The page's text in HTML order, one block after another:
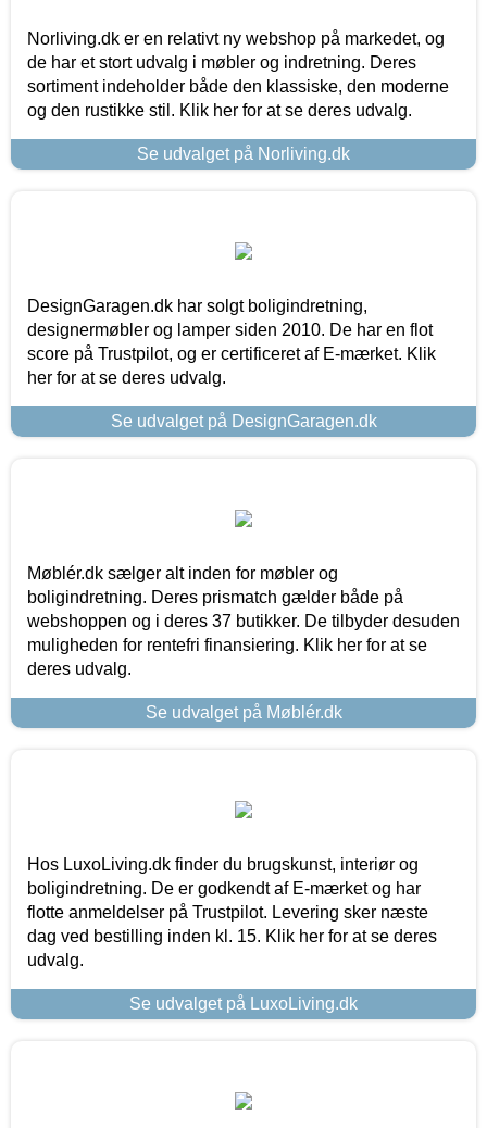
Norliving.dk er en relativt ny webshop på markedet, og
de har et stort udvalg i møbler og indretning. Deres
sortiment indeholder både den klassiske, den moderne
og den rustikke stil. Klik her for at se deres udvalg.
Se udvalget på Norliving.dk
DesignGaragen.dk har solgt boligindretning,
designermøbler og lamper siden 2010. De har en flot
score på Trustpilot, og er certificeret af E-mærket. Klik
her for at se deres udvalg.
Se udvalget på DesignGaragen.dk
Møblér.dk sælger alt inden for møbler og
boligindretning. Deres prismatch gælder både på
webshoppen og i deres 37 butikker. De tilbyder desuden
muligheden for rentefri finansiering. Klik her for at se
deres udvalg.
Se udvalget på Møblér.dk
Hos LuxoLiving.dk finder du brugskunst, interiør og
boligindretning. De er godkendt af E-mærket og har
flotte anmeldelser på Trustpilot. Levering sker næste
dag ved bestilling inden kl. 15. Klik her for at se deres
udvalg.
Se udvalget på LuxoLiving.dk